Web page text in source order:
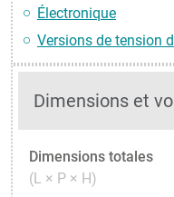
Électronique
Versions de tension
Dimensions et
Dimensions totales
(L × P × H)